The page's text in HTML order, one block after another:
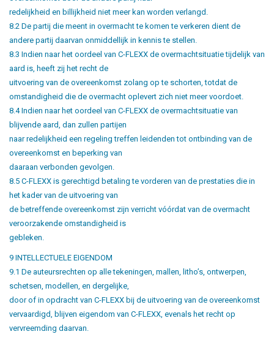
redelijkheid en billijkheid niet meer kan worden verlangd.
8.2 De partij die meent in overmacht te komen te verkeren dient de
andere partij daarvan onmiddellijk in kennis te stellen.
8.3 Indien naar het oordeel van C-FLEXX de overmachtsituatie tijdelijk van
aard is, heeft zij het recht de
uitvoering van de overeenkomst zolang op te schorten, totdat de
omstandigheid die de overmacht oplevert zich niet meer voordoet.
8.4 Indien naar het oordeel van C-FLEXX de overmachtsituatie van
blijvende aard, dan zullen partijen
naar redelijkheid een regeling treffen leidenden tot ontbinding van de
overeenkomst en beperking van
daaraan verbonden gevolgen.
8.5 C-FLEXX is gerechtigd betaling te vorderen van de prestaties die in
het kader van de uitvoering van
de betreffende overeenkomst zijn verricht vóórdat van de overmacht
veroorzakende omstandigheid is
gebleken.
9 INTELLECTUELE EIGENDOM
9.1 De auteursrechten op alle tekeningen, mallen, litho’s, ontwerpen,
schetsen, modellen, en dergelijke,
door of in opdracht van C-FLEXX bij de uitvoering van de overeenkomst
vervaardigd, blijven eigendom van C-FLEXX, evenals het recht op
vervreemding daarvan.